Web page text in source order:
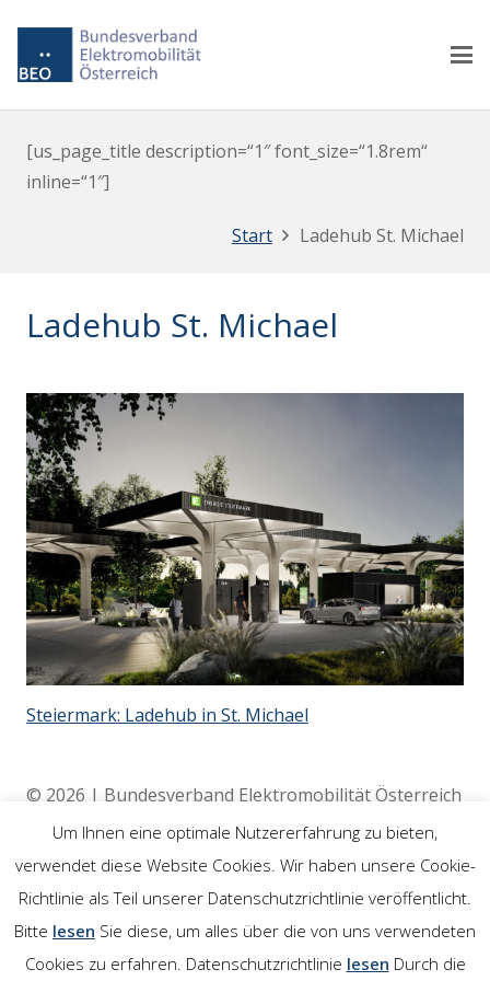
[us_page_title description=“1″ font_size=“1.8rem“
inline=“1″]
Start Ladehub St. Michael
Ladehub St. Michael
Steiermark: Ladehub in St. Michael
© 2026 | Bundesverband Elektromobilität Österreich
(BEÖ) | 4020 Linz
Rechtliches
Impressum
Um Ihnen eine optimale Nutzererfahrung zu bieten,
verwendet diese Website Cookies. Wir haben unsere Cookie-
Richtlinie als Teil unserer Datenschutzrichtlinie veröffentlicht.
Bitte lesen Sie diese, um alles über die von uns verwendeten
Cookies zu erfahren. Datenschutzrichtlinie lesen Durch die